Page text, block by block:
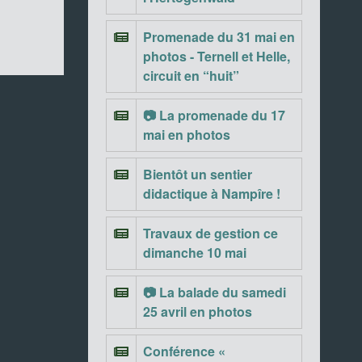
Promenade du 31 mai en
photos - Ternell et Helle,
circuit en “huit”
📷 La promenade du 17
mai en photos
Bientôt un sentier
didactique à Nampîre !
Travaux de gestion ce
dimanche 10 mai
📷 La balade du samedi
25 avril en photos
Conférence «